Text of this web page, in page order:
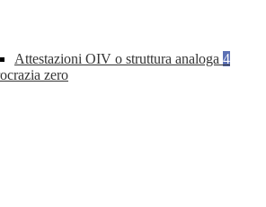
Attestazioni OIV o struttura analoga 4
zero